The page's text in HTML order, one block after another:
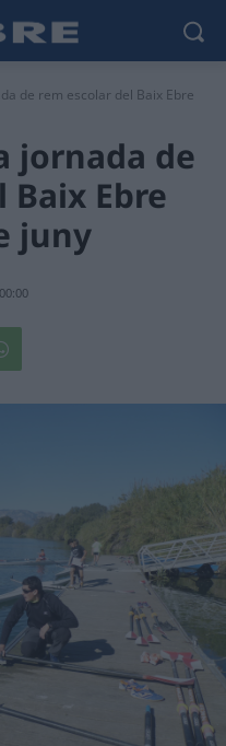
de rem escolar del Baix Ebre
jornada de
Baix Ebre
juny